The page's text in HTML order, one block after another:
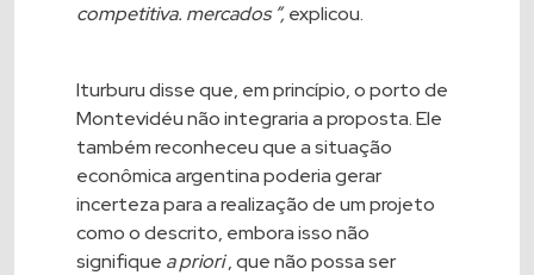
competitiva. mercados ”,explicou.
Iturburu disse que, em princípio, o porto de
Montevidéu não integraria a proposta. Ele
também reconheceu que a situação
econômica argentina poderia gerar
incerteza para a realização de um projeto
como o descrito, embora isso não
signifique a priori, que não possa ser